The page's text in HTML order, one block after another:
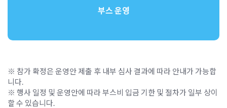
부스 운영
※ 참가 확정은 운영안 제출 후 내부 심사 결과에 따라 안내가 가능합
니다.
※ 행사 일정 및 운영안에 따라 부스비 입금 기한 및 절차가 일부 상이
할 수 있습니다.